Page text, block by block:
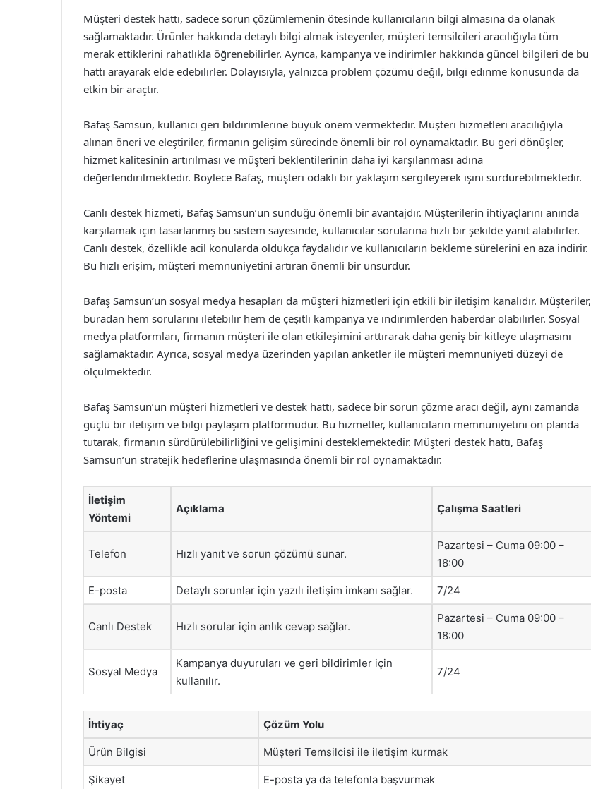
Müşteri destek hattı, sadece sorun çözümlemenin ötesinde kullanıcıların bilgi almasına da olanak
sağlamaktadır. Ürünler hakkında detaylı bilgi almak isteyenler, müşteri temsilcileri aracılığıyla tüm
merak ettiklerini rahatlıkla öğrenebilirler. Ayrıca, kampanya ve indirimler hakkında güncel bilgileri de bu
hattı arayarak elde edebilirler. Dolayısıyla, yalnızca problem çözümü değil, bilgi edinme konusunda da
etkin bir araçtır.
Bafaş Samsun, kullanıcı geri bildirimlerine büyük önem vermektedir. Müşteri hizmetleri aracılığıyla
alınan öneri ve eleştiriler, firmanın gelişim sürecinde önemli bir rol oynamaktadır. Bu geri dönüşler,
hizmet kalitesinin artırılması ve müşteri beklentilerinin daha iyi karşılanması adına
değerlendirilmektedir. Böylece Bafaş, müşteri odaklı bir yaklaşım sergileyerek işini sürdürebilmektedir.
Canlı destek hizmeti, Bafaş Samsun’un sunduğu önemli bir avantajdır. Müşterilerin ihtiyaçlarını anında
karşılamak için tasarlanmış bu sistem sayesinde, kullanıcılar sorularına hızlı bir şekilde yanıt alabilirler.
Canlı destek, özellikle acil konularda oldukça faydalıdır ve kullanıcıların bekleme sürelerini en aza indirir.
Bu hızlı erişim, müşteri memnuniyetini artıran önemli bir unsurdur.
Bafaş Samsun’un sosyal medya hesapları da müşteri hizmetleri için etkili bir iletişim kanalıdır. Müşteriler,
buradan hem sorularını iletebilir hem de çeşitli kampanya ve indirimlerden haberdar olabilirler. Sosyal
medya platformları, firmanın müşteri ile olan etkileşimini arttırarak daha geniş bir kitleye ulaşmasını
sağlamaktadır. Ayrıca, sosyal medya üzerinden yapılan anketler ile müşteri memnuniyeti düzeyi de
ölçülmektedir.
Bafaş Samsun’un müşteri hizmetleri ve destek hattı, sadece bir sorun çözme aracı değil, aynı zamanda
güçlü bir iletişim ve bilgi paylaşım platformudur. Bu hizmetler, kullanıcıların memnuniyetini ön planda
tutarak, firmanın sürdürülebilirliğini ve gelişimini desteklemektedir. Müşteri destek hattı, Bafaş
Samsun’un stratejik hedeflerine ulaşmasında önemli bir rol oynamaktadır.
İletişim
Yöntemi
Açıklama Çalışma Saatleri
Telefon Hızlı yanıt ve sorun çözümü sunar.
Pazartesi – Cuma 09:00 –
18:00
E-posta Detaylı sorunlar için yazılı iletişim imkanı sağlar. 7/24
Canlı Destek Hızlı sorular için anlık cevap sağlar.
Pazartesi – Cuma 09:00 –
18:00
Sosyal Medya
Kampanya duyuruları ve geri bildirimler için
kullanılır.
7/24
İhtiyaç Çözüm Yolu
Ürün Bilgisi Müşteri Temsilcisi ile iletişim kurmak
Şikayet E-posta ya da telefonla başvurmak